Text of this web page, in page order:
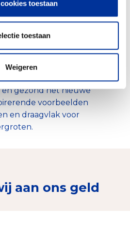
toestaan
toestaan
Weigeren
die inwoners,
inspireren en in
worden omgezet
het nodig is, juridische
gezond het nieuwe
voorbeelden
en draagvlak voor
aan ons geld